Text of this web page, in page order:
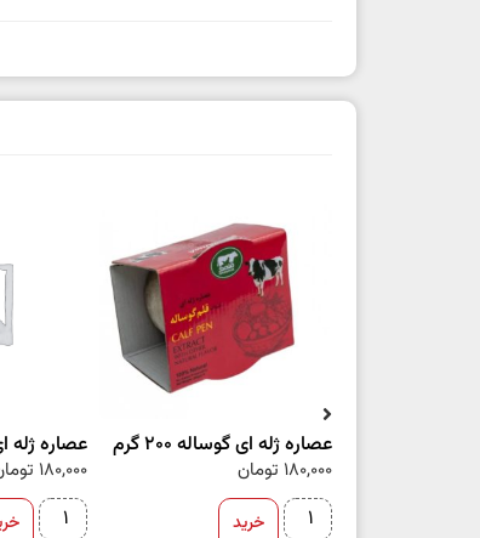
عصاره ژله ای گوساله 200 گرم
180,000 تومان
خرید
عصاره ژله ای
180,000